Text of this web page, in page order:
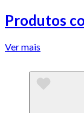
Produtos
Ver mais